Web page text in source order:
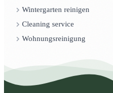
Wintergarten reinigen
Cleaning service
Wohnungsreinigung